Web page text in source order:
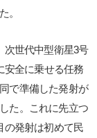
。
世代中型衛星3号
安全に乗せる任務
で準備した発射が
た。これに先立つ
の発射は初めて民